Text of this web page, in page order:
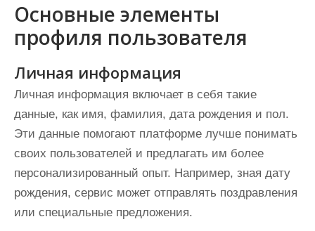
Основные элементы
профиля пользователя
Личная информация
Личная информация включает в себя такие
данные, как имя, фамилия, дата рождения и пол.
Эти данные помогают платформе лучше понимать
своих пользователей и предлагать им более
персонализированный опыт. Например, зная дату
рождения, сервис может отправлять поздравления
или специальные предложения.